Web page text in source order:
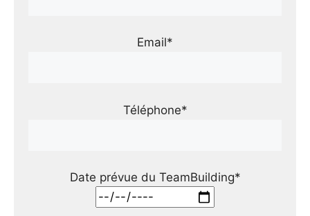
Email*
Téléphone*
Date prévue du TeamBuilding*